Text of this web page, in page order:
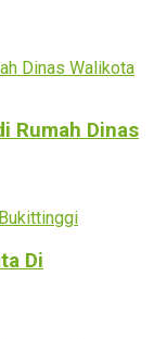
Rumah Dinas
Di